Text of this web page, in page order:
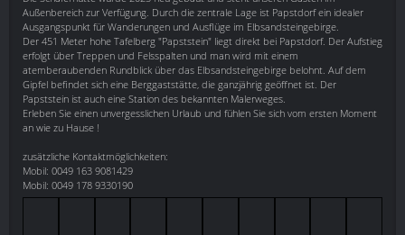
Außenbereich zur Verfügung. Durch die zentrale Lage ist Papstdorf ein idealer
Ausgangspunkt für Wanderungen und Ausflüge im Elbsandsteingebirge.
Der 451 Meter hohe Tafelberg "Papststein" liegt direkt bei Papstdorf. Der Aufstieg
erfolgt über Treppen und Felsspalten und man wird mit einem
atemberaubenden Rundblick über das Elbsandsteingebirge belohnt. Auf dem
Gipfel befindet sich eine Berggaststätte, die ganzjährig geöffnet ist. Der
Papststein ist auch eine Station des bekannten Malerweges.
Erleben Sie einen unvergesslichen Urlaub und fühlen Sie sich vom ersten Moment
an wie zu Hause !
zusätzliche Kontaktmöglichkeiten:
Mobil: 0049 163 9081429
Mobil: 0049 178 9330190